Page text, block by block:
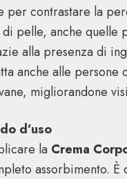
per contrastare la
pelle, anche quelle
alla presenza di
anche alle persone
migliorandone
d’uso
la Crema
assorbimento.